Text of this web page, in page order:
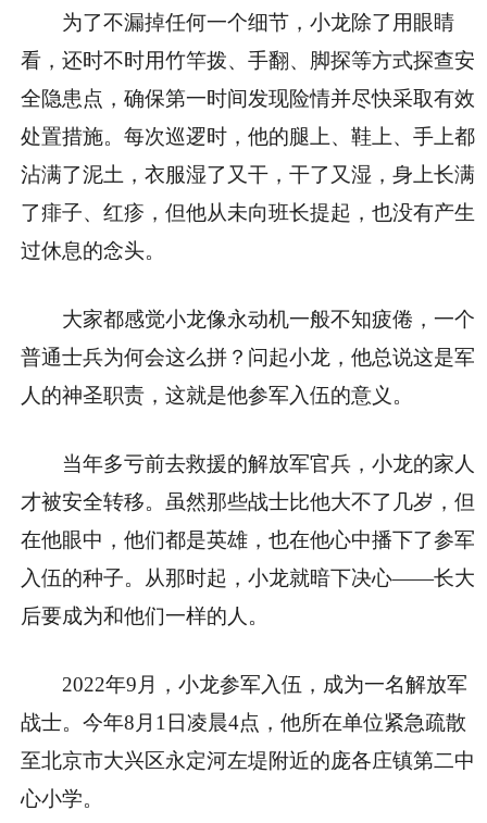
为了不漏掉任何一个细节，小龙除了用眼睛
看，还时不时用竹竿拨、手翻、脚探等方式探查安
全隐患点，确保第一时间发现险情并尽快采取有效
处置措施。每次巡逻时，他的腿上、鞋上、手上都
沾满了泥土，衣服湿了又干，干了又湿，身上长满
了痱子、红疹，但他从未向班长提起，也没有产生
过休息的念头。
大家都感觉小龙像永动机一般不知疲倦，一个
普通士兵为何会这么拼？问起小龙，他总说这是军
人的神圣职责，这就是他参军入伍的意义。
当年多亏前去救援的解放军官兵，小龙的家人
才被安全转移。虽然那些战士比他大不了几岁，但
在他眼中，他们都是英雄，也在他心中播下了参军
入伍的种子。从那时起，小龙就暗下决心——长大
后要成为和他们一样的人。
2022年9月，小龙参军入伍，成为一名解放军
战士。今年8月1日凌晨4点，他所在单位紧急疏散
至北京市大兴区永定河左堤附近的庞各庄镇第二中
心小学。